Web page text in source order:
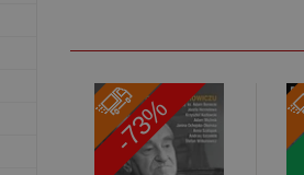
-73%